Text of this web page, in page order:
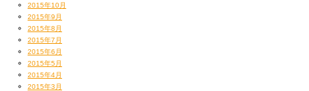
2015年10月
2015年9月
2015年8月
2015年7月
2015年6月
2015年5月
2015年4月
2015年3月